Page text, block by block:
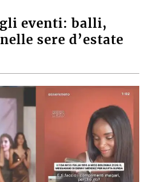
eventi: balli,
sere d’estate